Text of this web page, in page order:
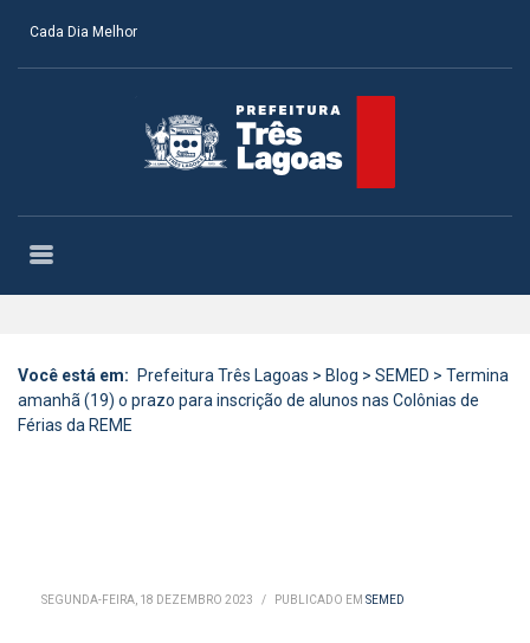
Cada Dia Melhor
Você está em: Prefeitura Três Lagoas > Blog > SEMED > Termina
amanhã (19) o prazo para inscrição de alunos nas Colônias de
Férias da REME
SEGUNDA-FEIRA, 18 DEZEMBRO 2023 / PUBLICADO EM SEMED